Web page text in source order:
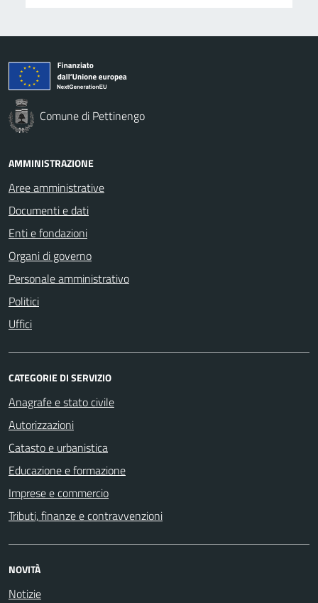
Comune di Pettinengo
AMMINISTRAZIONE
Aree amministrative
Documenti e dati
Enti e fondazioni
Organi di governo
Personale amministrativo
Politici
Uffici
CATEGORIE DI SERVIZIO
Anagrafe e stato civile
Autorizzazioni
Catasto e urbanistica
Educazione e formazione
Imprese e commercio
Tributi, finanze e contravvenzioni
NOVITÀ
Notizie